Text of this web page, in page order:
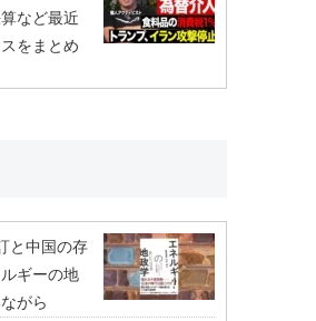
など最近
をまとめ
と中国の存
ギーの地
がら